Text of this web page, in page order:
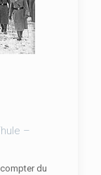
–
du